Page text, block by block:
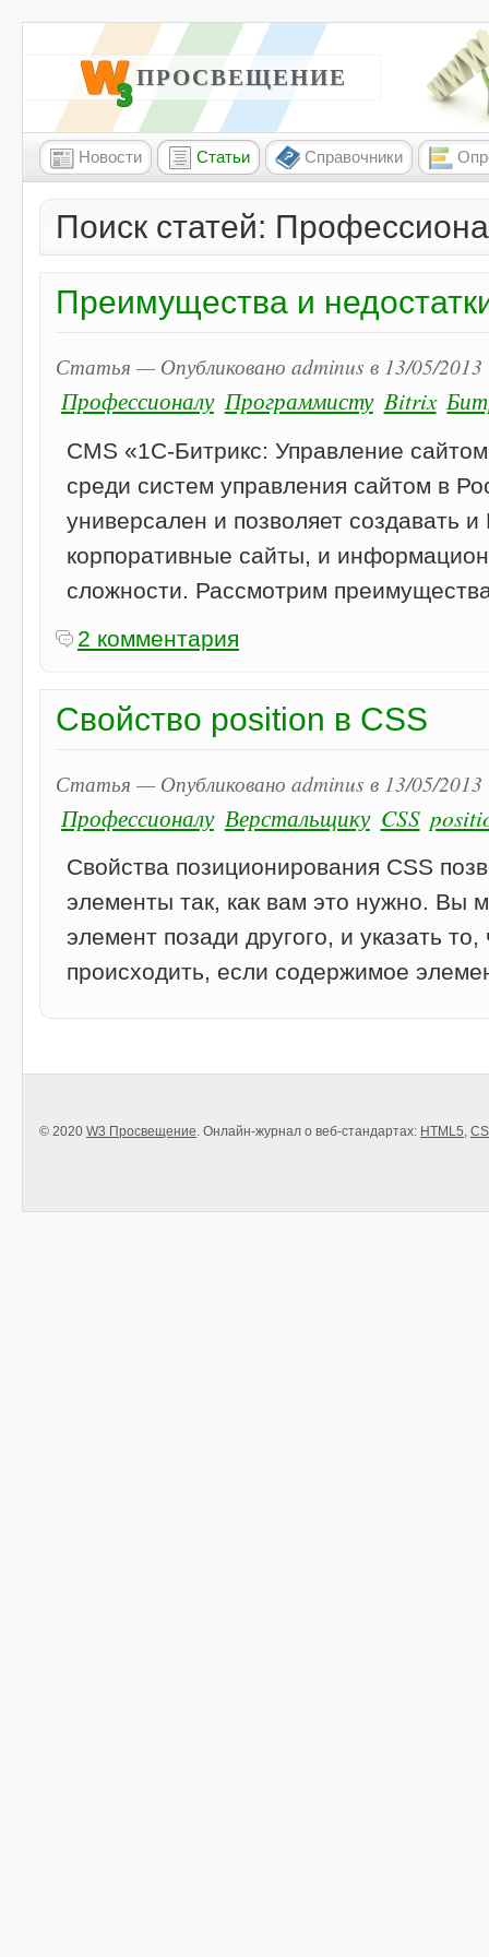
W3 ПРОСВЕЩЕНИЕ
Новости Статьи Справочники
Поиск статей:
Преимущества и
Статья — Опубликовано adminus в 13/05/
Профессионалу Программисту Bitrix
CMS «1С-Битрикс: Управление
среди систем управления сайтом в
универсален и позволяет создавать
корпоративные сайты, и
сложности. Рассмотрим
2 комментария
Свойство position в CSS
Статья — Опубликовано adminus в 13/05/
Профессионалу Верстальщику CSS
Свойства позиционирования CSS
элементы так, как вам это нужно. Вы
элемент позади другого, и указать
происходить, если содержимое
© 2020 W3 Просвещение. Онлайн-журнал о веб-стандартах: HTML5,